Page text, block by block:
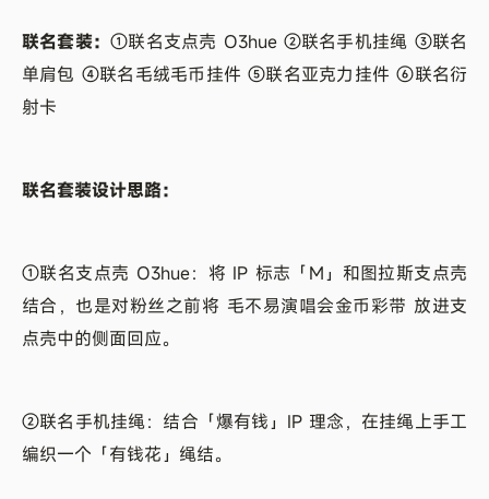
联名套装：①联名支点壳 O3hue ②联名手机挂绳 ③联名
单肩包 ④联名毛绒毛币挂件 ⑤联名亚克力挂件 ⑥联名衍
射卡
联名套装设计思路：
①联名支点壳 O3hue：将 IP 标志「M」和图拉斯支点壳
结合，也是对粉丝之前将 毛不易演唱会金币彩带 放进支
点壳中的侧面回应。
②联名手机挂绳：结合「爆有钱」IP 理念，在挂绳上手工
编织一个「有钱花」绳结。